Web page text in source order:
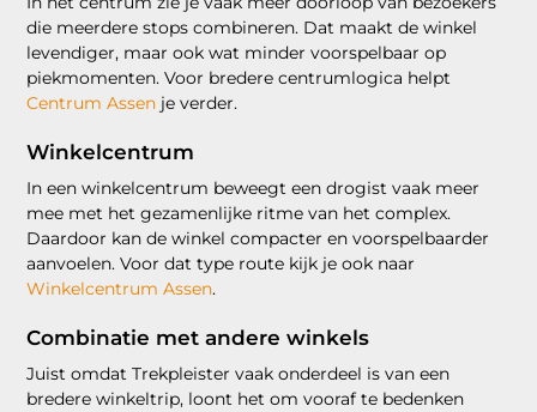
die meerdere stops combineren. Dat maakt de winkel
levendiger, maar ook wat minder voorspelbaar op
piekmomenten. Voor bredere centrumlogica helpt
Centrum Assen je verder.
Winkelcentrum
In een winkelcentrum beweegt een drogist vaak meer
mee met het gezamenlijke ritme van het complex.
Daardoor kan de winkel compacter en voorspelbaarder
aanvoelen. Voor dat type route kijk je ook naar
Winkelcentrum Assen.
Combinatie met andere winkels
Juist omdat Trekpleister vaak onderdeel is van een
bredere winkeltrip, loont het om vooraf te bedenken